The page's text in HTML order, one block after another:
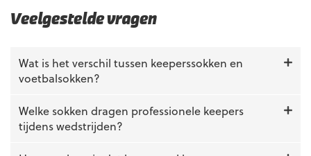
Veelgestelde vragen
Wat is het verschil tussen keeperssokken en
voetbalsokken?
Welke sokken dragen professionele keepers
tijdens wedstrijden?